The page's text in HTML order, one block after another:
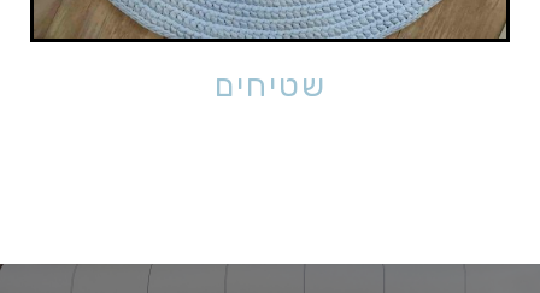
שטיחים